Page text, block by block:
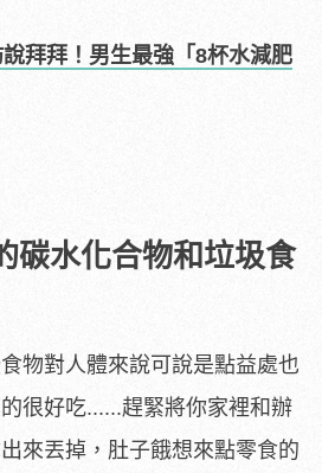
說拜拜！男生最強「8杯水減肥
碳水化合物和垃圾食
物對人體來說可說是點益處也
很好吃......趕緊將你家裡和辦
來丟掉，肚子餓想來點零食的